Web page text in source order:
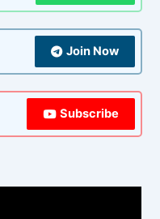
Join Now
Subscribe